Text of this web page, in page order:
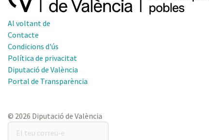
Al voltant de
Contacte
Condicions d'ús
Política de privacitat
Diputació de València
Portal de Transparència
© 2026 Diputació de València